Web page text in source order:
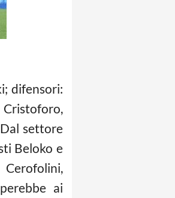
difensori:
Cristoforo,
settore
Beloko e
ai